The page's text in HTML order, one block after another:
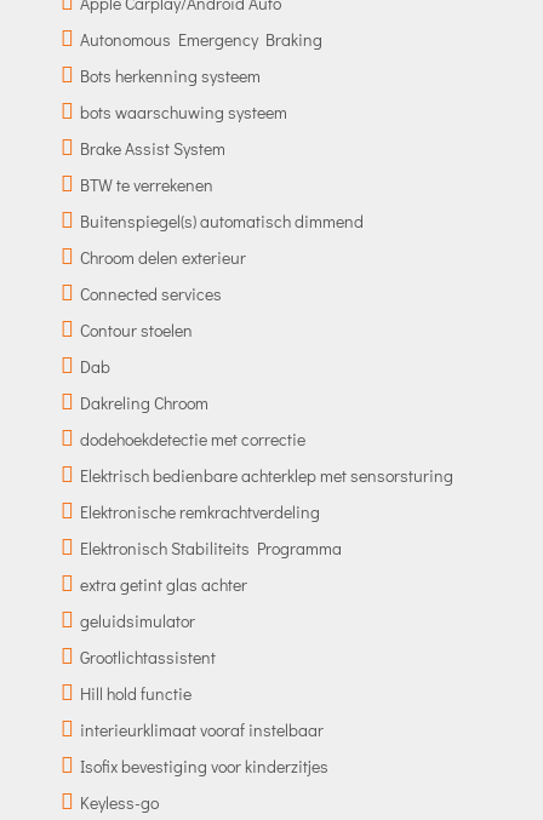
Autonomous Emergency Braking
Bots herkenning systeem
bots waarschuwing systeem
Brake Assist System
BTW te verrekenen
Buitenspiegel(s) automatisch dimmend
Chroom delen exterieur
Connected services
Contour stoelen
Dab
Dakreling Chroom
dodehoekdetectie met correctie
Elektrisch bedienbare achterklep met sensorsturing
Elektronische remkrachtverdeling
Elektronisch Stabiliteits Programma
extra getint glas achter
geluidsimulator
Grootlichtassistent
Hill hold functie
interieurklimaat vooraf instelbaar
Isofix bevestiging voor kinderzitjes
Keyless-go